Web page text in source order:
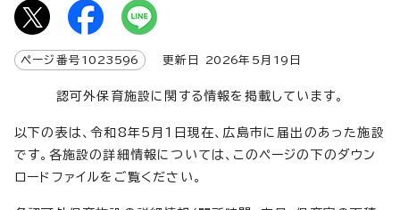
ページ番号 1023596 更新日 2026年5月 19 日
認可外保育施設に関する情報を掲載しています。
以下の表は、令和8年5月1日現在、広島市に届出のあった施設
です。各施設の詳細情報については、このページの下のダウン
ロードファイルをご覧ください。